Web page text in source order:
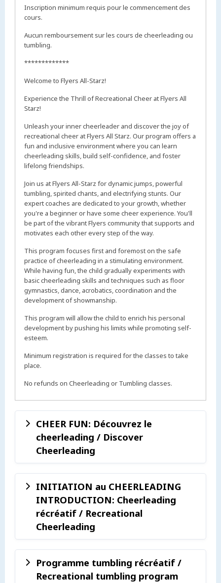
Inscription minimum requis pour le commencement des
cours.
Aucun remboursement sur les cours de cheerleading ou
tumbling.
*************
Welcome to Flyers All-Starz!
Experience the Thrill of Recreational Cheer at Flyers All
Starz!
Unleash your inner cheerleader and discover the joy of
recreational cheer at Flyers All Starz. Our program offers a
fun and inclusive environment where you can learn
cheerleading skills, build self-confidence, and foster
lifelong friendships.
Join us at Flyers All-Starz for dynamic jumps, powerful
tumbling, spirited chants, and electrifying stunts. Our
expert coaches are dedicated to your growth, whether
you're a beginner or have some cheer experience. You'll
be part of the vibrant Flyers community that supports and
motivates each other every step of the way.
This program focuses first and foremost on the safe
practice of cheerleading in a stimulating environment.
While having fun, the child gradually experiments with
basic cheerleading skills and techniques such as floor
gymnastics, dance, acrobatics, coordination and the
development of showmanship.
This program will allow the child to enrich his personal
development by pushing his limits while promoting self-
esteem.
Minimum registration is required for the classes to take
place.
No refunds on Cheerleading or Tumbling classes.
CHEER FUN: Découvrez le
cheerleading / Discover
Cheerleading
INITIATION au CHEERLEADING
INTRODUCTION: Cheerleading
récréatif / Recreational
Cheerleading
Programme tumbling récréatif /
Recreational tumbling program